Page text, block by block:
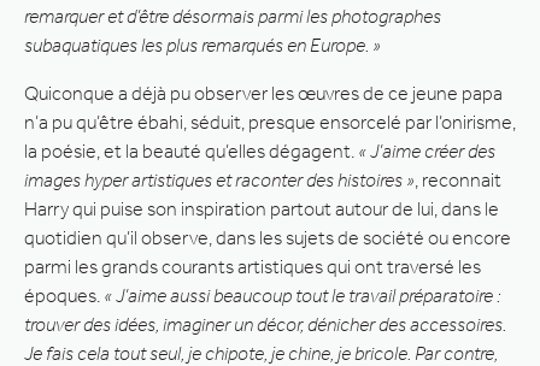
remarquer et d’être désormais parmi les photographes
subaquatiques les plus remarqués en Europe. »
Quiconque a déjà pu observer les œuvres de ce jeune papa
n’a pu qu’être ébahi, séduit, presque ensorcelé par l’onirisme,
la poésie, et la beauté qu’elles dégagent. « J’aime créer des
images hyper artistiques et raconter des histoires » , reconnait
Harry qui puise son inspiration partout autour de lui, dans le
quotidien qu’il observe, dans les sujets de société ou encore
parmi les grands courants artistiques qui ont traversé les
époques. « J’aime aussi beaucoup tout le travail préparatoire :
trouver des idées, imaginer un décor, dénicher des accessoires.
Je fais cela tout seul, je chipote, je chine, je bricole. Par contre,